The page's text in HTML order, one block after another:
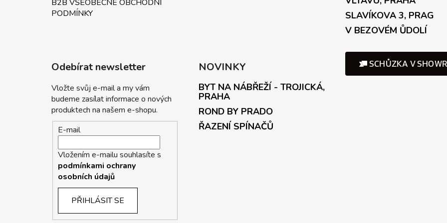
B2B VŠEOBECNÉ OBCHODNÍ
PODMÍNKY
SLAVÍKOVA 3, PRAG
V BEZOVÉM ŮDOLÍ
Odebírat newsletter
Vložte svůj e-mail a my vám
budeme zasílat informace o nových
produktech na našem e-shopu.
E-mail
Vložením e-mailu souhlasíte s
podmínkami ochrany
osobních údajů
PŘIHLÁSIT SE
NOVINKY
BYT NA NÁBŘEŽÍ - TROJICKÁ,
PRAHA
ROND BY PRADO
ŘAZENÍ SPÍNAČŮ